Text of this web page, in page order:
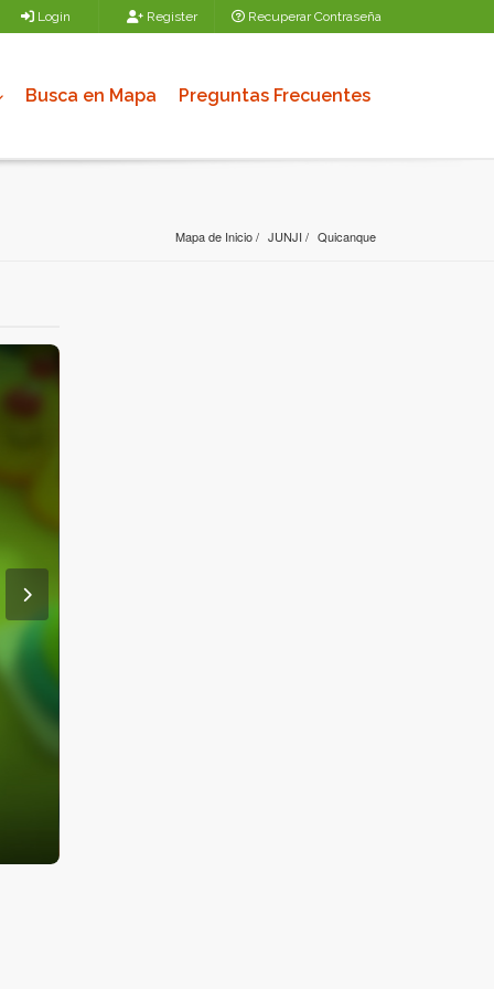
Login Register Recuperar Contraseña
Busca en Mapa Preguntas Frecuentes
Mapa de Inicio JUNJI Quicanque